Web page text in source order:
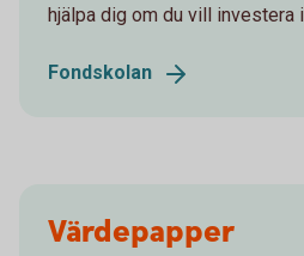
hjälpa dig om du vill investera
Fondskolan
Värdepapper